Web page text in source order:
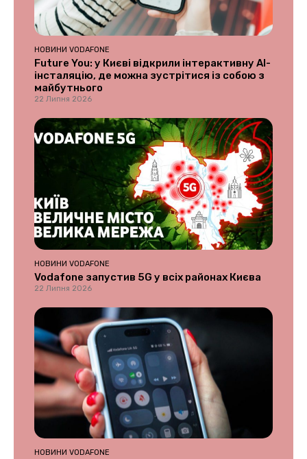
НОВИНИ VODAFONE
Future You: у Києві відкрили інтерактивну AI-
інсталяцію, де можна зустрітися із собою з
майбутнього
22 Липня 2026
НОВИНИ VODAFONE
Vodafone запустив 5G у всіх районах Києва
22 Липня 2026
НОВИНИ VODAFONE